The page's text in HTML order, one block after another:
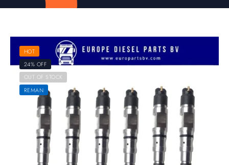
HOT
24% OFF
OUT OF STOCK
REMAN